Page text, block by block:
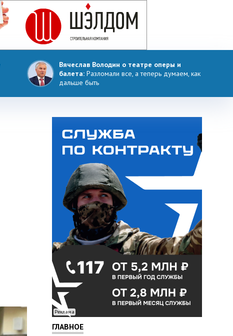
Вячеслав Володин о театре оперы и
балета: Разломали все, а теперь думаем, как
дальше быть
Реклама
ГЛАВНОЕ